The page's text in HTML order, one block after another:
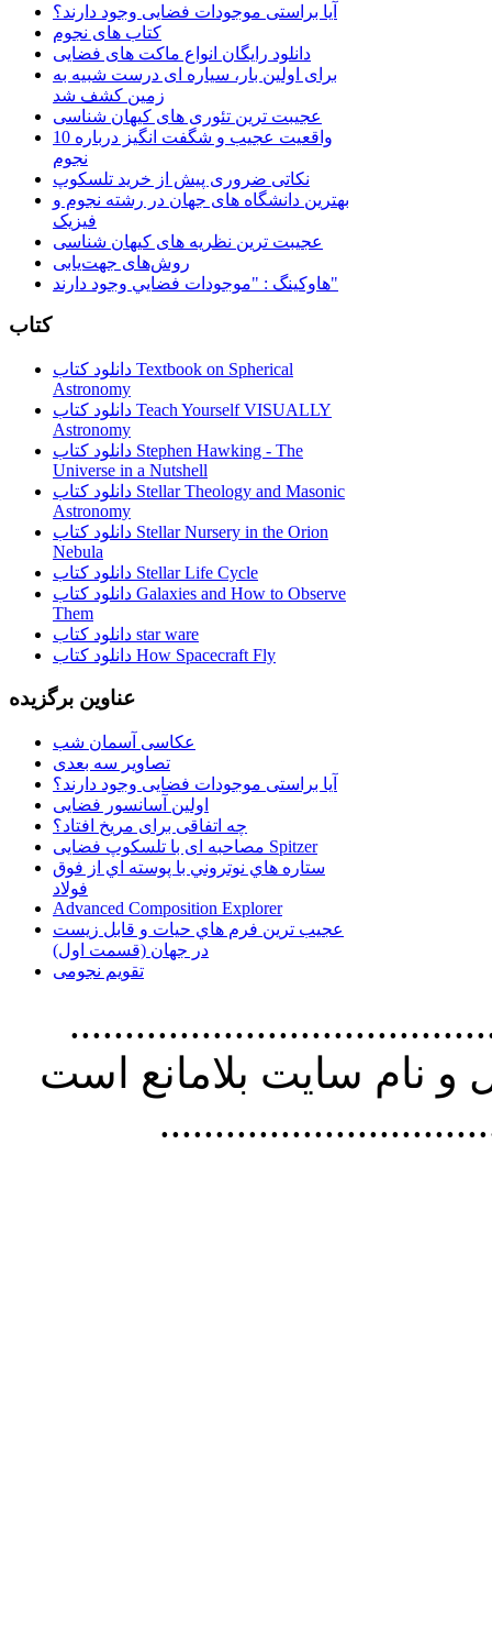
آیا براستی موجودات فضایی وجود دارند؟
کتاب های نجوم
دانلود رایگان انواع ماکت های فضایی
برای اولین بار، سیاره ای درست شبیه به
زمین کشف شد
عجیبت ترین تئوری های کیهان شناسی
10 واقعیت عجیب و شگفت انگیز درباره
نجوم
نکاتی ضروری پیش از خرید تلسکوپ
بهترین دانشگاه های جهان در رشته نجوم و
فیزیک
عجیبت ترین نظریه های کیهان شناسی
روش‌های جهت‌یابی
هاوكينگ : "موجودات فضايي وجود دارند"
کتاب
دانلود کتاب Textbook on Spherical
Astronomy
دانلود کتاب Teach Yourself VISUALLY
Astronomy
دانلود کتاب Stephen Hawking - The
Universe in a Nutshell
دانلود کتاب Stellar Theology and Masonic
Astronomy
دانلود کتاب Stellar Nursery in the Orion
Nebula
دانلود کتاب Stellar Life Cycle
دانلود کتاب Galaxies and How to Observe
Them
دانلود کتاب star ware
دانلود کتاب How Spacecraft Fly
عناوین برگزیده
عکاسی آسمان شب
تصاویر سه بعدی
آیا براستی موجودات فضایی وجود دارند؟
اولین آسانسور فضایی
چه اتفاقی برای مریخ افتاد؟
مصاحبه ای با تلسکوپ فضایی Spitzer
ستاره هاي نوتروني با پوسته اي از فوق
فولاد
Advanced Composition Explorer
عجیب ترین فرم هاي حيات و قابل زيست
در جهان (قسمت اول)
تقویم نجومی
استفاده از
نام سايت بلامانع است